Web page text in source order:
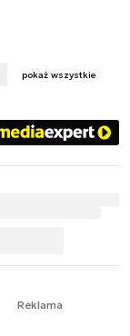
pokaż wszystkie
Reklama